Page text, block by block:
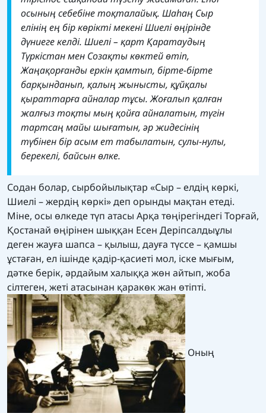
осының себебіне тоқталайық. Шаһаң Сыр
елінің ең бір көрікті мекені Шиелі өңірінде
дүниеге келді. Шиелі – қарт Қаратаудың
Түркістан мен Созақты көктей өтіп,
Жаңақорғанды еркін қамтып, бірте-бірте
барқынданып, қалың жынысты, құйқалы
қыраттарға айналар тұсы. Жоғалып қалған
жалғыз тоқты мың қойға айналатын, түгін
тартсаң майы шығатын, әр жидесінің
түбінен бір асым ет табылатын, сулы-нулы,
берекелі, байсын өлке.
Содан болар, сырбойылықтар «Сыр – елдің көркі,
Шиелі – жердің көркі» деп орынды мақтан етеді.
Міне, осы өлкеде түп атасы Арқа төңірегіндегі Торғай,
Қостанай өңірінен шыққан Есен Деріпсалдыұлы
деген жауға шапса – қылыш, дауға түссе – қамшы
ұстаған, ел ішінде қадір-қасиеті мол, іске мығым,
дәтке берік, әрдайым халыққа жөн айтып, жоба
сілтеген, жеті атасынан қаракөк жан өтіпті.
Оның